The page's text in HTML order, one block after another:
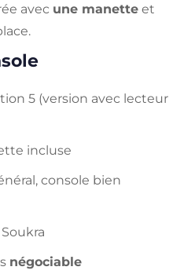
avec une manette et
5 (version avec lecteur
incluse
console bien
Soukra
négociable